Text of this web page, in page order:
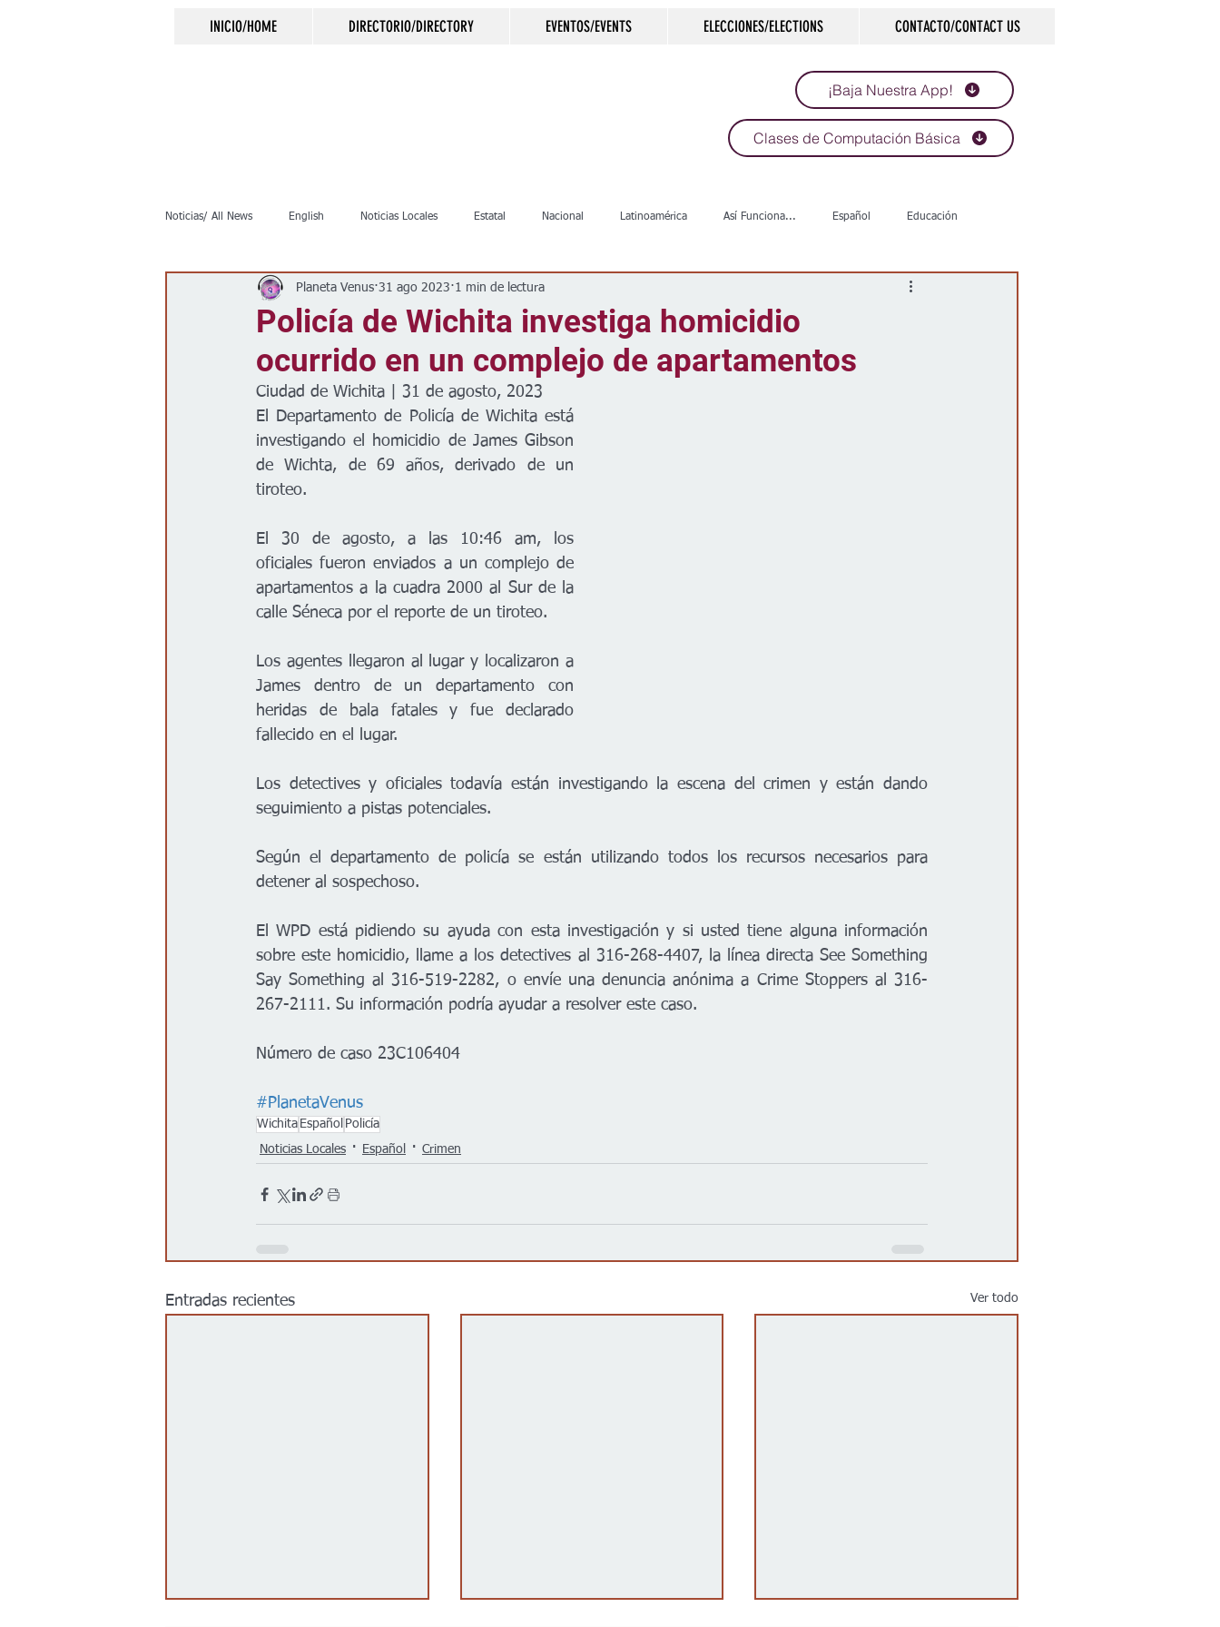
INICIO/HOME DIRECTORIO/DIRECTORY EVENTOS/EVENTS ELECCIONES/ELECTIONS CONTACTO/CONTACT US
¡Baja Nuestra App!
Clases de Computación Básica
Noticias/ All News English Noticias Locales Estatal Nacional Latinoamérica Así Funciona... Español Educación
Inmigración Crimen Negocios Salud Arte & Cultura
Clima Vivienda Escuelas Calles Desamparados Carreteras Comunidad Historias que inspiran
Espectáculos
Policía de Wichita investiga homicidio
ocurrido en un complejo de apartamentos
Planeta Venus 31 ago 2023 1 min de lectura
Ciudad de Wichita | 31 de agosto, 2023
El Departamento de Policía de Wichita está
investigando el homicidio de James Gibson
de Wichta, de 69 años, derivado de un
tiroteo.
El 30 de agosto, a las 10:46 am, los
oficiales fueron enviados a un complejo de
apartamentos a la cuadra 2000 al Sur de la
calle Séneca por el reporte de un tiroteo.
Los agentes llegaron al lugar y localizaron a
James dentro de un departamento con
heridas de bala fatales y fue declarado
fallecido en el lugar.
Los detectives y oficiales todavía están investigando la escena del crimen y están dando
seguimiento a pistas potenciales.
Según el departamento de policía se están utilizando todos los recursos necesarios para
detener al sospechoso.
El WPD está pidiendo su ayuda con esta investigación y si usted tiene alguna información
sobre este homicidio, llame a los detectives al 316-268-4407, la línea directa See Something
Say Something al 316-519-2282, o envíe una denuncia anónima a Crime Stoppers al 316-
267-2111. Su información podría ayudar a resolver este caso.
Número de caso 23C106404
#PlanetaVenus
Wichita Español Policía
Noticias Locales
Español Crimen
Entradas recientes Ver todo